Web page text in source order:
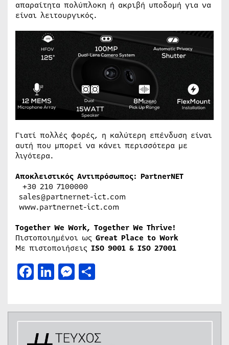
απαραίτητα πολύπλοκη ή ακριβή υποδομή για να
είναι λειτουργικός.
Γιατί πολλές φορές, η καλύτερη επένδυση είναι
αυτή που μπορεί να κάνει περισσότερα με
λιγότερα.
Αποκλειστικός Αντιπρόσωπος: PartnerNET
+30 210 7100000
sales@partnernet-ict.com
www.partnernet-ict.com
Together We Work, Together We Thrive!
Πιστοποιημένοι ως Great Place to Work
Με πιστοποιήσεις ISO 9001 & ISO 27001
Facebook
LinkedIn
Messenger